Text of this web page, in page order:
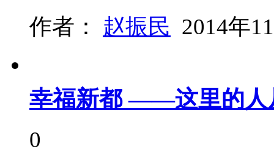
作者： 赵振民 2014年
幸福新都 ——这里的人
0